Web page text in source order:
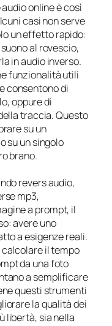
online è così
casi non serve
un effetto rapido:
al rovescio,
in audio inverso.
funzionalità utili
consentono di
oppure di
traccia. Questo
su un
su un singolo
brano.
revers audio,
mp3,
a prompt, il
avere uno
a esigenze reali.
il tempo
da una foto
a semplificare
questi strumenti
la qualità dei
libertà, sia nella